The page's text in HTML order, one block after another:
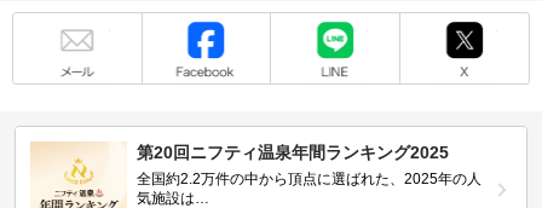
第20回ニフティ温泉年間ランキング2025
全国約2.2万件の中から頂点に選ばれた、2025年の人
気施設は…